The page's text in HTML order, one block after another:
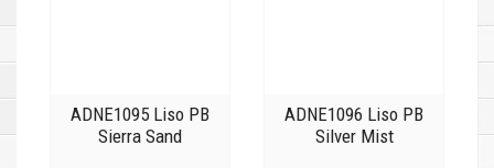
ADNE1095 Liso PB
Sierra Sand
ADNE1096 Liso PB
Silver Mist